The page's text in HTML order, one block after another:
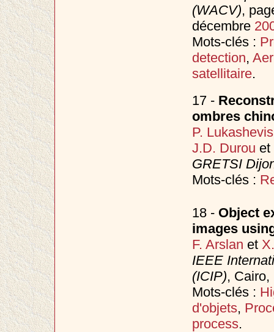
(WACV),
décembre
Mots-clés :
detection,
satellitaire.
17 -
ombres
P.
J.D. Durou et
GRETSI
Mots-clés :
18 - Object
images
F. Arslan et
IEEE
(ICIP),
Mots-clés :
d'objets,
process.